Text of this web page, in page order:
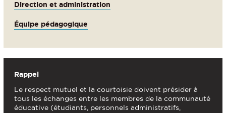
Direction et administration
Équipe pédagogique
Rappel
Le respect mutuel et la courtoisie doivent présider à
tous les échanges entre les membres de la communauté
éducative (étudiants, personnels administratifs,